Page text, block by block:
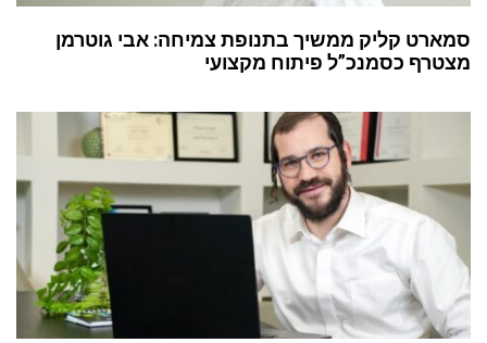
סמארט קליק ממשיך בתנופת צמיחה: אבי גוטרמן
מצטרף כסמנכ”ל פיתוח מקצועי